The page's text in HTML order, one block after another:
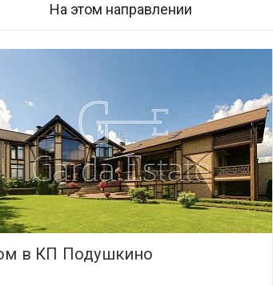
На этом направлении
в КП Подушкино